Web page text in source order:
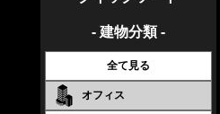
- 建物分類 -
全て見る
オフィス